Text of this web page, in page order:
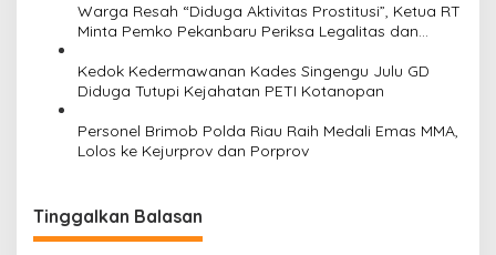
Warga Resah “Diduga Aktivitas Prostitusi”, Ketua RT
Minta Pemko Pekanbaru Periksa Legalitas dan
Kedok Kedermawanan Kades Singengu Julu GD
Diduga Tutupi Kejahatan PETI Kotanopan
Personel Brimob Polda Riau Raih Medali Emas MMA,
Lolos ke Kejurprov dan Porprov
Tinggalkan Balasan